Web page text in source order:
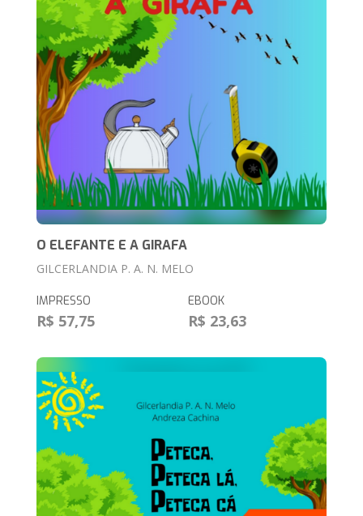
O ELEFANTE E A GIRAFA
GILCERLANDIA P. A. N. MELO
IMPRESSO
R$ 57,75
EBOOK
R$ 23,63